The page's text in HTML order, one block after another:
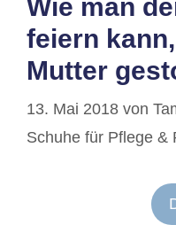
Wie man
feiern
Mutter
13. Mai 2018 von
Schuhe für Pflege &